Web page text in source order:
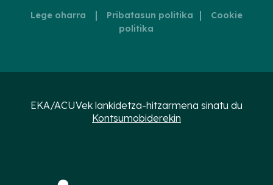
Lege oharra | Pribatasun politika |
Cookie
politika
EKA/ACUVek lankidetza-hitzarmena sinatu du
Kontsumobiderekin